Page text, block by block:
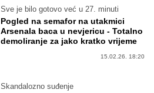
Sve je bilo gotovo već u 27. minuti
Pogled na semafor na utakmici
Arsenala baca u nevjericu - Totalno
demoliranje za jako kratko vrijeme
15.02.26. 18:20
Skandalozno suđenje